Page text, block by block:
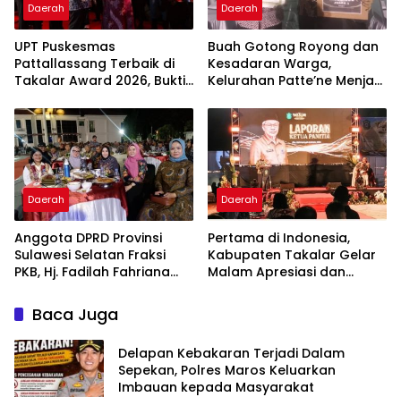
Daerah
UPT Puskesmas
Pattallassang Terbaik di
Takalar Award 2026, Bukti
Pelayanan Kesehatan
Berkualitas
Daerah
Buah Gotong Royong dan
Kesadaran Warga,
Kelurahan Patte’ne Menjadi
2026
Daerah
Anggota DPRD Provinsi
Sulawesi Selatan Fraksi
PKB, Hj. Fadilah Fahriana
Takalar Menyalakan
Lentera Pengabdian
Melalui Malam Apresiasi
dan Inovasi Award 2026
Daerah
Pertama di Indonesia,
Kabupaten Takalar Gelar
Malam Apresiasi dan
Baca Juga
Delapan Kebakaran Terjadi Dalam
Sepekan, Polres Maros Keluarkan
Imbauan kepada Masyarakat